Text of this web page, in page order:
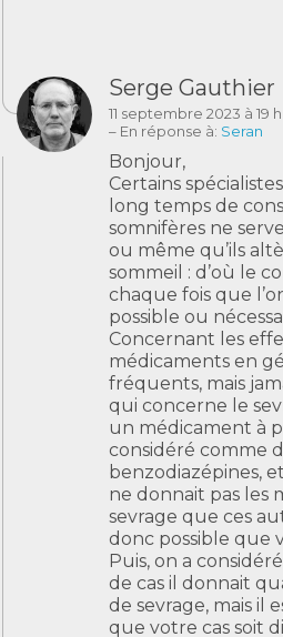
Serge Gauthier
11 septembre 2023 à 19 h
– En réponse à: Seran
Bonjour,
Certains
long temps de
somnifères ne
ou même qu’ils
sommeil : d’où le
chaque fois que
possible ou
Concernant les
médicaments en
fréquents, mais
qui concerne le
un médicament à
considéré comme
benzodiazépines,
ne donnait pas les
sevrage que ces
donc possible que
Puis, on a
de cas il donnait
de sevrage, mais il
que votre cas soit